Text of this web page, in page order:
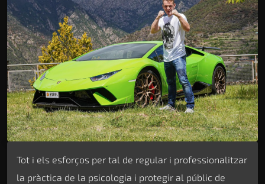
Tot i els esforços per tal de regular i professionalitzar
la pràctica de la psicologia i protegir al públic de